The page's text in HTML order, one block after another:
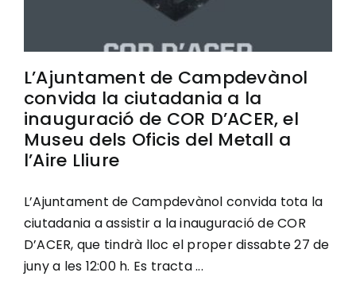
L’Ajuntament de Campdevànol
convida la ciutadania a la
inauguració de COR D’ACER, el
Museu dels Oficis del Metall a
l’Aire Lliure
L’Ajuntament de Campdevànol convida tota la
ciutadania a assistir a la inauguració de COR
D’ACER, que tindrà lloc el proper dissabte 27 de
juny a les 12:00 h. Es tracta ...